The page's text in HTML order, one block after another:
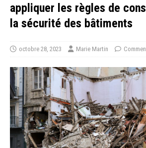
appliquer les règles de
la sécurité des bâtiments
octobre 28, 2023 Marie Martin